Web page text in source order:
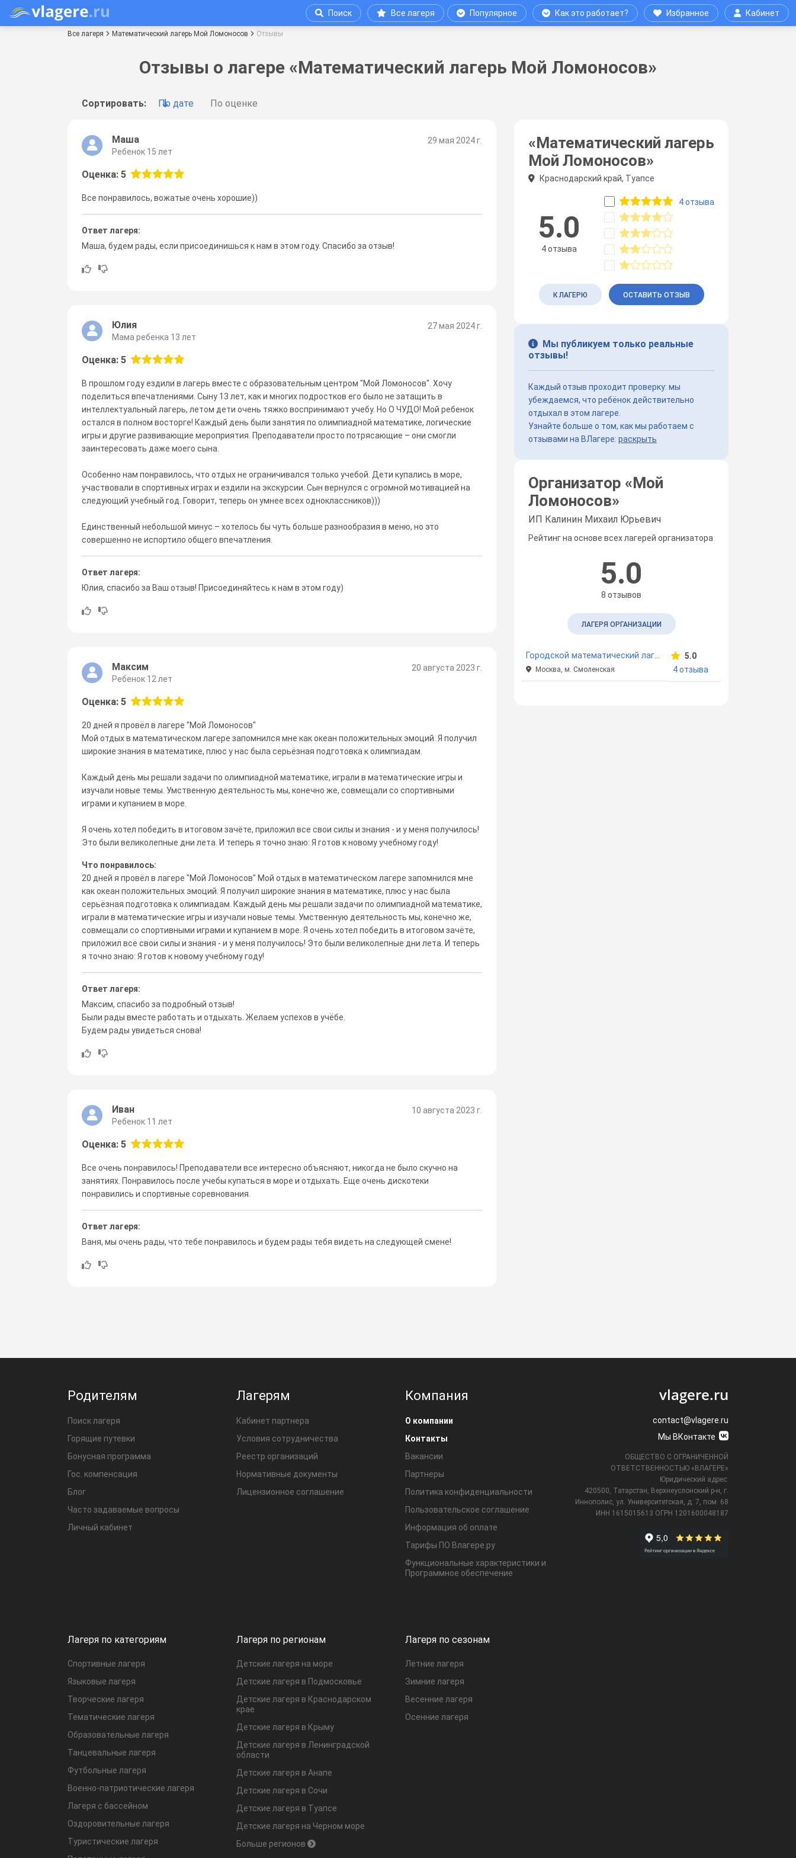
Поиск Все лагеря Популярное Как это работает? Избранное Кабинет
Все лагеря Математический лагерь Мой Ломоносов Отзывы
Отзывы о лагере «Математический лагерь Мой Ломоносов»
Сортировать: По дате По оценке
29 мая 2024 г.
Маша
Ребенок 15 лет
Оценка: 5
Все понравилось, вожатые очень хорошие))
Ответ лагеря:
Маша, будем рады, если присоединишься к нам в этом году. Спасибо за отзыв!
27 мая 2024 г.
Юлия
Мама ребенка 13 лет
Оценка: 5
В прошлом году ездили в лагерь вместе с образовательным центром "Мой Ломоносов". Хочу
поделиться впечатлениями. Сыну 13 лет, как и многих подростков его было не затащить в
интеллектуальный лагерь, летом дети очень тяжко воспринимают учебу. Но О ЧУДО! Мой ребенок
остался в полном восторге! Каждый день были занятия по олимпиадной математике, логические
игры и другие развивающие мероприятия. Преподаватели просто потрясающие – они смогли
заинтересовать даже моего сына.
Особенно нам понравилось, что отдых не ограничивался только учебой. Дети купались в море,
участвовали в спортивных играх и ездили на экскурсии. Сын вернулся с огромной мотивацией на
следующий учебный год. Говорит, теперь он умнее всех одноклассников)))
Единственный небольшой минус – хотелось бы чуть больше разнообразия в меню, но это
совершенно не испортило общего впечатления.
Ответ лагеря:
Юлия, спасибо за Ваш отзыв! Присоединяйтесь к нам в этом году)
20 августа 2023 г.
Максим
Ребенок 12 лет
Оценка: 5
20 дней я провёл в лагере "Мой Ломоносов"
Мой отдых в математическом лагере запомнился мне как океан положительных эмоций. Я получил
широкие знания в математике, плюс у нас была серьёзная подготовка к олимпиадам.
Каждый день мы решали задачи по олимпиадной математике, играли в математические игры и
изучали новые темы. Умственную деятельность мы, конечно же, совмещали со спортивными
играми и купанием в море.
Я очень хотел победить в итоговом зачёте, приложил все свои силы и знания - и у меня получилось!
Это были великолепные дни лета. И теперь я точно знаю: Я готов к новому учебному году!
Что понравилось:
20 дней я провёл в лагере "Мой Ломоносов" Мой отдых в математическом лагере запомнился мне
как океан положительных эмоций. Я получил широкие знания в математике, плюс у нас была
серьёзная подготовка к олимпиадам. Каждый день мы решали задачи по олимпиадной математике,
играли в математические игры и изучали новые темы. Умственную деятельность мы, конечно же,
совмещали со спортивными играми и купанием в море. Я очень хотел победить в итоговом зачёте,
приложил все свои силы и знания - и у меня получилось! Это были великолепные дни лета. И теперь
я точно знаю: Я готов к новому учебному году!
Ответ лагеря:
Максим, спасибо за подробный отзыв!
Были рады вместе работать и отдыхать. Желаем успехов в учёбе.
Будем рады увидеться снова!
10 августа 2023 г.
Иван
Ребенок 11 лет
Оценка: 5
Все очень понравилось! Преподаватели все интересно объясняют, никогда не было скучно на
занятиях. Понравилось после учебы купаться в море и отдыхать. Еще очень дискотеки
понравились и спортивные соревнования.
Ответ лагеря:
Ваня, мы очень рады, что тебе понравилось и будем рады тебя видеть на следующей смене!
«Математический лагерь
Мой Ломоносов»
Краснодарский край, Туапсе
5.0
4 отзыва
4 отзыва
К ЛАГЕРЮ ОСТАВИТЬ ОТЗЫВ
Мы публикуем только реальные
отзывы!
Каждый отзыв проходит проверку: мы
убеждаемся, что ребёнок действительно
отдыхал в этом лагере.
Узнайте больше о том, как мы работаем с
отзывами на ВЛагере: раскрыть
Организатор «Мой
Ломоносов»
ИП Калинин Михаил Юрьевич
Рейтинг на основе всех лагерей организатора
5.0
8 отзывов
ЛАГЕРЯ ОРГАНИЗАЦИИ
Городской математический лагерь "Мой Ломоносов"
Москва, м. Смоленская
5.0
4 отзыва
Родителям
Поиск лагеря
Горящие путевки
Бонусная программа
Гос. компенсация
Блог
Часто задаваемые вопросы
Личный кабинет
Лагерям
Кабинет партнера
Условия сотрудничества
Реестр организаций
Нормативные документы
Лицензионное соглашение
Компания
О компании
Контакты
Вакансии
Партнеры
Политика конфиденциальности
Пользовательское соглашение
Информация об оплате
Тарифы ПО Влагере.ру
Функциональные характеристики и
Программное обеспечение
Лагеря по категориям
Спортивные лагеря
Языковые лагеря
Творческие лагеря
Тематические лагеря
Образовательные лагеря
Танцевальные лагеря
Футбольные лагеря
Военно-патриотические лагеря
Лагеря с бассейном
Оздоровительные лагеря
Туристические лагеря
Лагеря по регионам
Детские лагеря на море
Детские лагеря в Подмосковье
Детские лагеря в Краснодарском
крае
Детские лагеря в Крыму
Детские лагеря в Ленинградской
области
Детские лагеря в Анапе
Детские лагеря в Сочи
Детские лагеря в Туапсе
Детские лагеря на Черном море
Больше регионов
Лагеря по сезонам
Летние лагеря
Зимние лагеря
Весенние лагеря
Осенние лагеря
vlagere.ru
contact@vlagere.ru
Мы ВКонтакте
ОБЩЕСТВО С ОГРАНИЧЕННОЙ
ОТВЕТСТВЕННОСТЬЮ «ВЛАГЕРЕ»
Юридический адрес:
420500, Татарстан, Верхнеуслонский р-н, г.
Иннополис, ул. Университетская,
д. 7, пом. 68
ИНН 1615015613 ОГРН 1201600048187